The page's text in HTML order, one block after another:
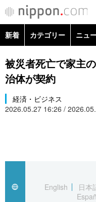
カテゴリー
国際
アーカイブ
Japan Data
新着 カテゴリー ニュ
政治・外交
経済・ビジネス
国際・海外
文化
科学・技術
被災者死亡で家主
治体が契約
経済・ビジネス
2026.05.27 16:26 /
English
日本